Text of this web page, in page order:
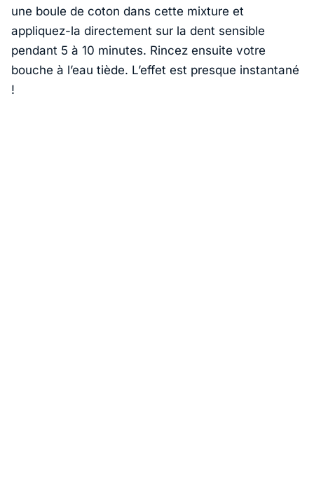
une boule de coton dans cette mixture et
appliquez-la directement sur la dent sensible
pendant 5 à 10 minutes. Rincez ensuite votre
bouche à l’eau tiède. L’effet est presque instantané
!